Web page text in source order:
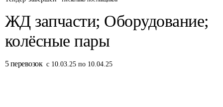
ЖД запчасти; Оборудование;
колёсные пары
5 перевозок с 10.03.25 по 10.04.25